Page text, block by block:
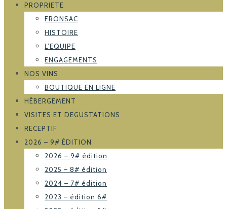
PROPRIETE
FRONSAC
HISTOIRE
L’EQUIPE
ENGAGEMENTS
NOS VINS
BOUTIQUE EN LIGNE
HÉBERGEMENT
VISITES ET DEGUSTATIONS
RECEPTIF
2026 – 9# ÉDITION
2026 – 9# édition
2025 – 8# édition
2024 – 7# édition
2023 – édition 6#